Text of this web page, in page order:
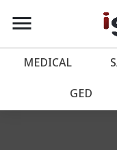
account_balance หน้าแรก
เว็บไซต์อิก
menu
MEDICAL
GED
We could